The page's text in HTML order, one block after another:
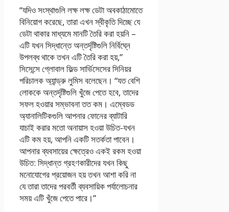
“যদিও সংস্থাগুলি লক্ষ লক্ষ ডেটা অবকাঠামোতে
বিনিয়োগ করেছে, তারা এখন স্বীকৃতি দিচ্ছে যে
ডেটা থাকার মাধ্যমে মানটি তৈরি করা হয়নি –
এটি যখন সিদ্ধান্তে অন্তর্দৃষ্টিগুলি নির্বিঘ্নে
উপলব্ধ থাকে তখন এটি তৈরি করা হয়,”
সিসেন্সে গ্লোবাল ফিল্ড সার্ভিসেসের সিনিয়র
পরিচালক অ্যান্ড্রু লুমিস বলেছেন। “যত বেশি
লোককে অন্তর্দৃষ্টিগুলি খুঁজে পেতে হবে, তাদের
সফল হওয়ার সম্ভাবনা তত কম। এম্বেডড
অ্যানালিটিকগুলি আপনার ফোনের ব্যাটারি
যাচাই করার মতো অনায়াস হওয়া উচিত-যখন
এটি কম হয়, আপনি একটি সতর্কতা পাবেন।
আপনার ব্যবসায়ের ক্ষেত্রেও একই রকম হওয়া
উচিত: সিদ্ধান্ত গ্রহণকারীদের যখন কিছু
মনোযোগের প্রয়োজন হয় তখন আশা করি না
যে তারা তাদের পরবর্তী ব্যবসায়িক পর্যালোচনার
সময় এটি খুঁজে পেতে পারে।”